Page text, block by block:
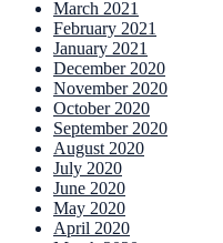
March 2021
February 2021
January 2021
December 2020
November 2020
October 2020
September 2020
August 2020
July 2020
June 2020
May 2020
April 2020